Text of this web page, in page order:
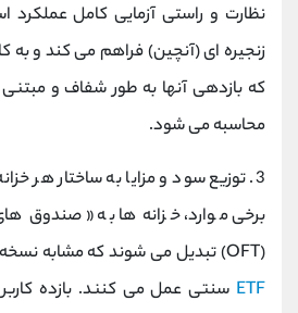
نظارت و راستی ‌آزمایی کامل عملکرد
زنجیره ‌ای (آنچین) فراهم می‌ کند و به
که بازدهی آ‌نها به‌ طور شفاف و
محاسبه می‌ شود.
3. توزیع سود و مزایا به ساختار هر
برخی موارد، خزانه ‌ها به «صندوق
(OFT) تبدیل می ‌شوند که مشابه نسخه بلاکچینی صندوق ‌های
ETF سنتی عمل می‌ کنند. بازده